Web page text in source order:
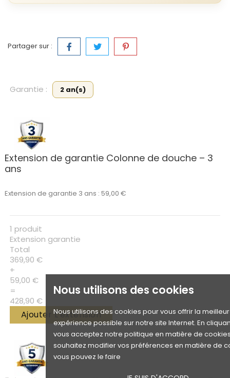
Nous utilisons des cookies
Nous utilisons des cookies pour vous offrir la
expérience possible sur notre site Internet. En
vous acceptez notre politique en matière de
souhaitez modifier vos préférences en matière de
vous pouvez le faire
Partager sur :
Garantie : 2 an(s)
Extension de garantie Colonne de douche – 3
ans
Extension de garantie 3 ans : 59,00 €
1 produit
Extension garantie
Total
369,90 €
+
59,00 €
=
428,90 €
Ajouter L'extension